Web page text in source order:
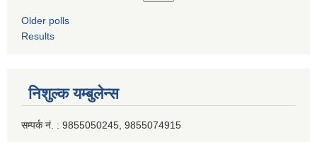
Older polls
Results
निशुल्क यम्बुलेन्स
सम्पर्क नं. : 9855050245, 9855074915